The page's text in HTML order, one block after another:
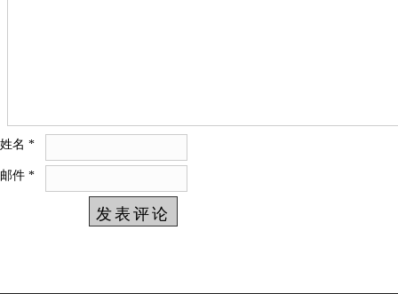
姓名 *
邮件 *